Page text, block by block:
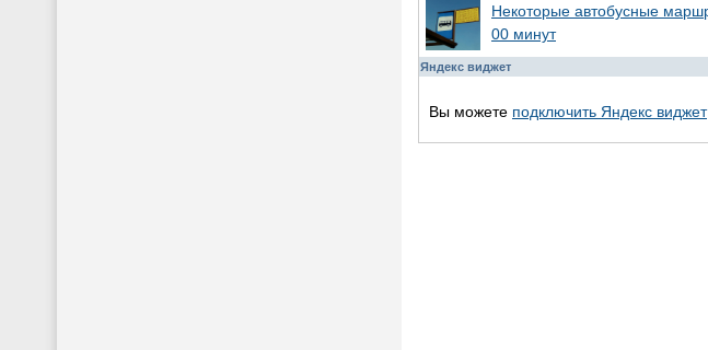
Некоторые автобусные
00 минут
Яндекс виджет
Вы можете подключить Яндекс виджет